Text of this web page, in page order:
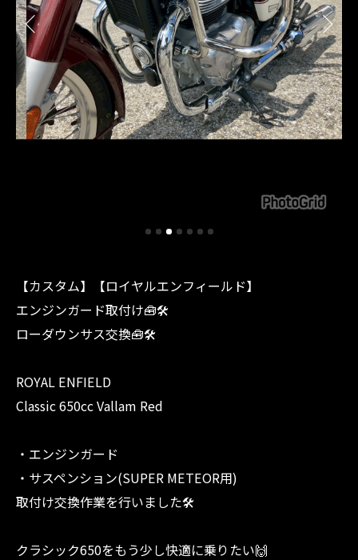
【カスタム】【ロイヤルエンフィールド】
エンジンガード取付け🧰🛠️
ローダウンサス交換🧰🛠️
ROYAL ENFIELD
Classic 650cc Vallam Red
・エンジンガード
・サスペンション(SUPER METEOR用)
取付け交換作業を行いました🛠️
クラシック650をもう少し快適に乗りたい🙌